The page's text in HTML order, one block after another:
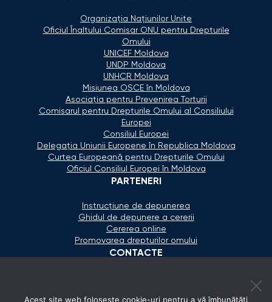
Organizaţia Naţiunilor Unite
Oficiul Înaltului Comisar ONU pentru Drepturile
Omului
UNICEF Moldova
UNDP Moldova
UNHCR Moldova
Misiunea OSCE în Moldova
Asociaţia pentru Prevenirea Torturii
Comisarul pentru Drepturile Omului al Consiliului
Europei
Consiliul Europei
Delegaţia Uniunii Europene în Republica Moldova
Curtea Europeană pentru Drepturile Omului
Oficiul Consiliul Europei în Moldova
PARTENERI
Instrucțiune de depunerea
Ghidul de depunere a cererii
Cererea online
Promovarea drepturilor omului
CONTACTE
Acest site web folosește cookie-uri pentru a vă îmbunătăți